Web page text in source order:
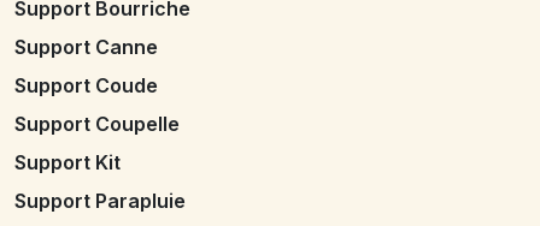
Support Bourriche
Support Canne
Support Coude
Support Coupelle
Support Kit
Support Parapluie